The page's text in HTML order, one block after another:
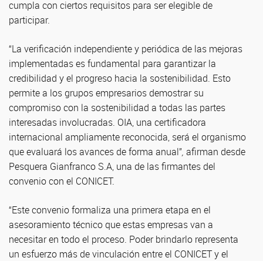
cumpla con ciertos requisitos para ser elegible de
participar.
“La verificación independiente y periódica de las mejoras
implementadas es fundamental para garantizar la
credibilidad y el progreso hacia la sostenibilidad. Esto
permite a los grupos empresarios demostrar su
compromiso con la sostenibilidad a todas las partes
interesadas involucradas. OIA, una certificadora
internacional ampliamente reconocida, será el organismo
que evaluará los avances de forma anual”, afirman desde
Pesquera Gianfranco S.A, una de las firmantes del
convenio con el CONICET.
“Este convenio formaliza una primera etapa en el
asesoramiento técnico que estas empresas van a
necesitar en todo el proceso. Poder brindarlo representa
un esfuerzo más de vinculación entre el CONICET y el